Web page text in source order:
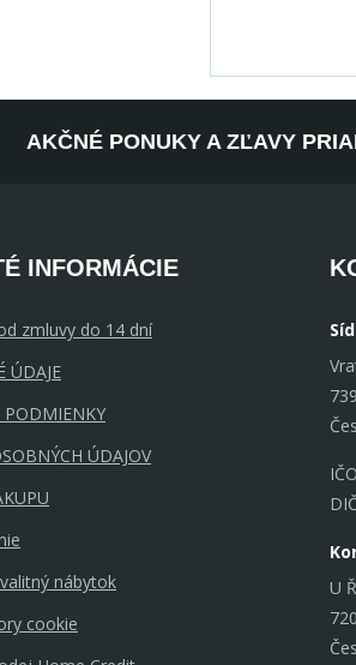
AKČNÉ PONUKY A ZĽAVY
INFORMÁCIE
zmluvy do 14 dní
ÚDAJE
ÚDAJOV
nábytok
cookie
U